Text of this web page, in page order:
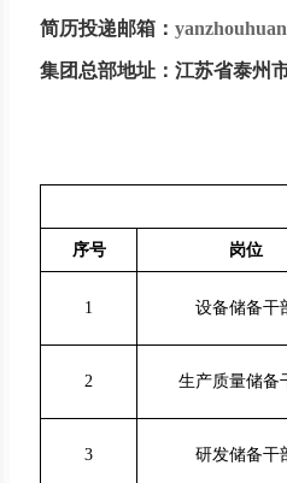
简历投递邮箱：
集团总部地址：江苏省泰州
序号 岗位
1 设备储备干
2 生产质量储备
3 研发储备干